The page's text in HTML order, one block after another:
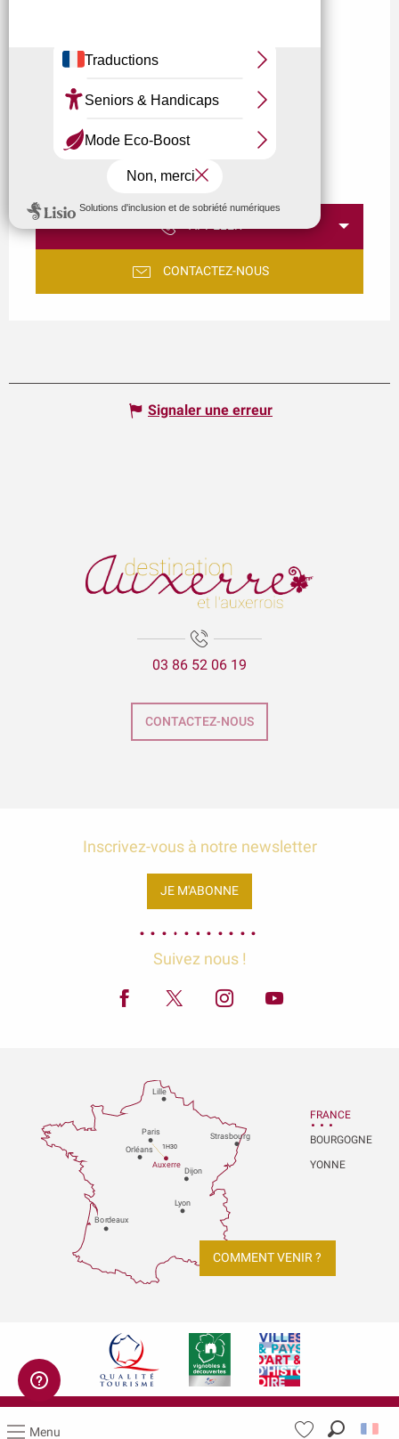
Menu
APPELER
CONTACTEZ-NOUS
Signaler une erreur
03 86 52 06 19
CONTACTEZ-NOUS
Inscrivez-vous à notre newsletter
JE M'ABONNE
Suivez nous !
Paris
Dijon
Orléans
Bordeaux
Lyon
Auxerre
Strasbourg
Lille
1H30
FRANCE
BOURGOGNE
YONNE
COMMENT VENIR ?
Mentions légales